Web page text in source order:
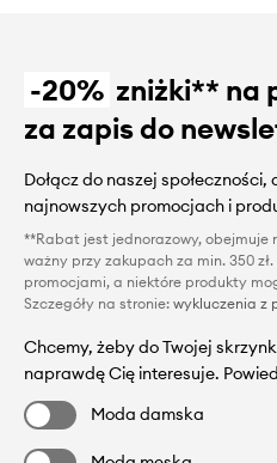
-20% zniżki** na
za zapis do
Dołącz do naszej
najnowszych promocjach i
**Rabat jest jednorazowy, obejmuje
ważny przy zakupach za min. 350
promocjami, a niektóre produkty
Szczegóły na stronie: wykluczenia z
Chcemy, żeby do Twojej
naprawdę Cię interesuje.
Moda damska